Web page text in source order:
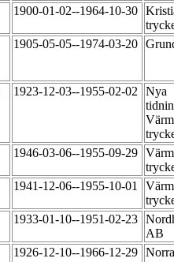
1900-01-02--1964-10-30
1905-05-05--1974-03-20
1923-12-03--1955-02-02
Nya
1946-03-06--1955-09-29
1941-12-06--1955-10-01
1933-01-10--1951-02-23
AB
1926-12-10--1966-12-29